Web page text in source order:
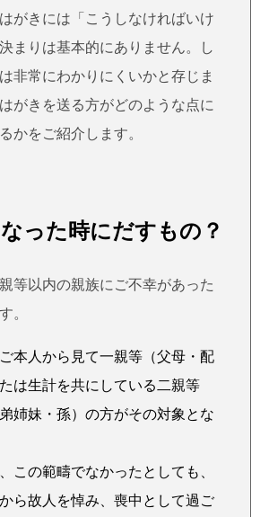
がきには「こうしなければいけ
まりは基本的にありません。し
非常にわかりにくいかと存じま
がきを送る方がどのような点に
かをご紹介します。
った時にだすもの？
等以内の親族にご不幸があった
。
本人から見て一親等（父母・配
は生計を共にしている二親等
弟姉妹・孫）の方がその対象とな
この範疇でなかったとしても、
ら故人を悼み、喪中として過ご